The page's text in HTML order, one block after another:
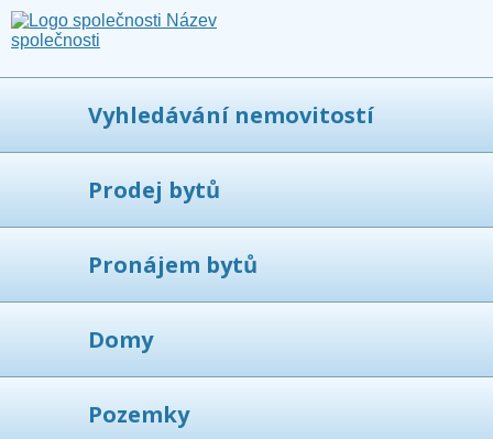
Vyhledávání nemovitostí
Prodej bytů
Pronájem bytů
Domy
Pozemky